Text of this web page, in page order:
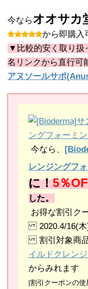
今ならオオサカ
から即購入
▼比較的安く取り扱
名リンクから直行可
アヌソールサポ
今なら、
レンジングフ
に！5％
した。
お得な割引ク
2020.4/16(木)
割引対象商
イルドクレン
からみれます
|割引クーポンの使